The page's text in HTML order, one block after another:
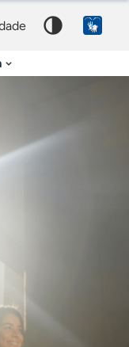
Palavra
chave